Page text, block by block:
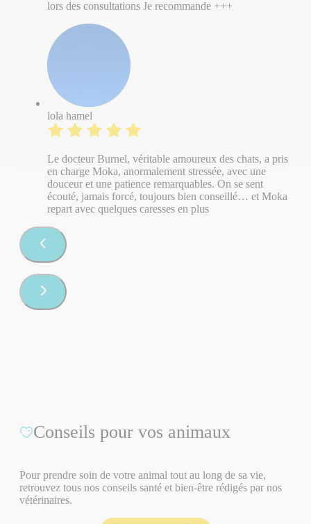
lors des consultations Je recommande +++
lola hamel
Le docteur Burnel, véritable amoureux des chats, a pris
en charge Moka, anormalement stressée, avec une
douceur et une patience remarquables. On se sent
écouté, jamais forcé, toujours bien conseillé… et Moka
repart avec quelques caresses en plus
Conseils pour vos animaux
Pour prendre soin de votre animal tout au long de sa vie,
retrouvez tous nos conseils santé et bien-être rédigés par nos
vétérinaires.